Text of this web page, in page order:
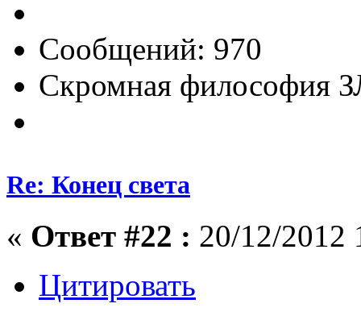
Сообщений: 970
Скромная философия
Re: Конец света
« Ответ #22 : 20/12/2012
Цитировать